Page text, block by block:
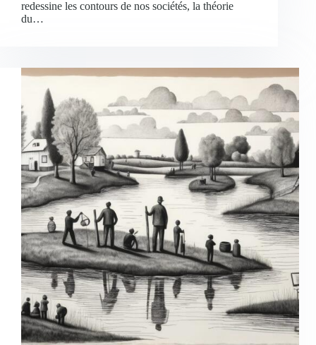
redessine les contours de nos sociétés, la théorie
du…